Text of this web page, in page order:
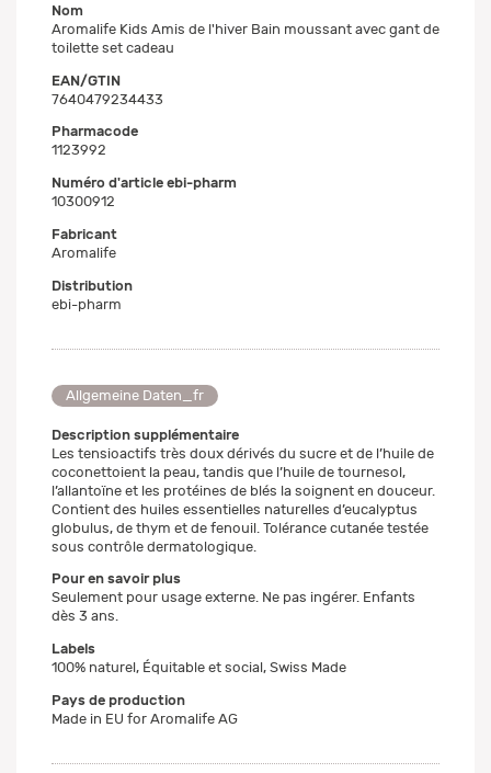
Nom
Aromalife Kids Amis de l'hiver Bain moussant avec gant de
toilette set cadeau
EAN/GTIN
7640479234433
Pharmacode
1123992
Numéro d'article ebi-pharm
10300912
Fabricant
Aromalife
Distribution
ebi-pharm
Allgemeine Daten_fr
Description supplémentaire
Les tensioactifs très doux dérivés du sucre et de l’huile de
coconettoient la peau, tandis que l’huile de tournesol,
l’allantoïne et les protéines de blés la soignent en douceur.
Contient des huiles essentielles naturelles d’eucalyptus
globulus, de thym et de fenouil. Tolérance cutanée testée
sous contrôle dermatologique.
Pour en savoir plus
Seulement pour usage externe. Ne pas ingérer. Enfants
dès 3 ans.
Labels
100% naturel, Équitable et social, Swiss Made
Pays de production
Made in EU for Aromalife AG